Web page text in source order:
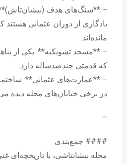
– **سنگ‌های هدف
یادگاری از دوران عثمانی هستند
مانده‌اند.
– **مسجد تشویکیه**: یکی از
که قدمتی چندصدساله دارد.
– **عمارت‌های عثمانی**:
در برخی خیابان‌های محله دیده
—
#### جمع‌بندی
محله نیشانتاشی، با تاریخچه‌ای